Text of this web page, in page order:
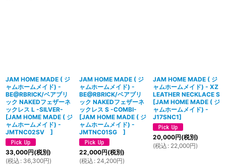
JAM HOME MADE ( ジ
ャムホームメイド) -
BE@RBRICK/ベアブリ
ック NAKEDフェザーネ
ックレス L -SILVER-
[JAM HOME MADE ( ジ
ャムホームメイド) -
JMTNC02SV ]
33,000円(税別)
(税込 : 36,300円)
JAM HOME MADE ( ジ
ャムホームメイド) -
BE@RBRICK/ベアブリ
ック NAKEDフェザーネ
ックレス S -COMBI-
[JAM HOME MADE ( ジ
ャムホームメイド) -
JMTNC01SG ]
22,000円(税別)
(税込 : 24,200円)
JAM HOME MADE ( ジ
ャムホームメイド) - XZ
LEATHER NECKLACE S
[JAM HOME MADE ( ジ
ャムホームメイド) -
J17SNC1]
20,000円(税別)
(税込 : 22,000円)